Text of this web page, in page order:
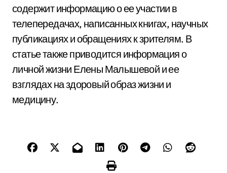
содержит информацию о ее участии в
телепередачах, написанных книгах, научных
публикациях и обращениях к зрителям. В
статье также приводится информация о
личной жизни Елены Малышевой и ее
взглядах на здоровый образ жизни и
медицину.